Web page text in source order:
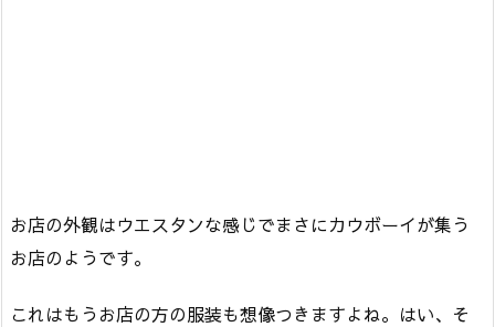
お店の外観はウエスタンな感じでまさにカウボーイが集う
お店のようです。
これはもうお店の方の服装も想像つきますよね。はい、そ